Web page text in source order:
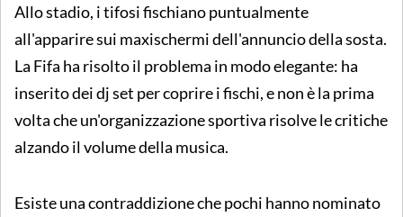
Allo stadio, i tifosi fischiano puntualmente
all'apparire sui maxischermi dell'annuncio della sosta.
La Fifa ha risolto il problema in modo elegante: ha
inserito dei dj set per coprire i fischi, e non è la prima
volta che un'organizzazione sportiva risolve le critiche
alzando il volume della musica.
Esiste una contraddizione che pochi hanno nominato